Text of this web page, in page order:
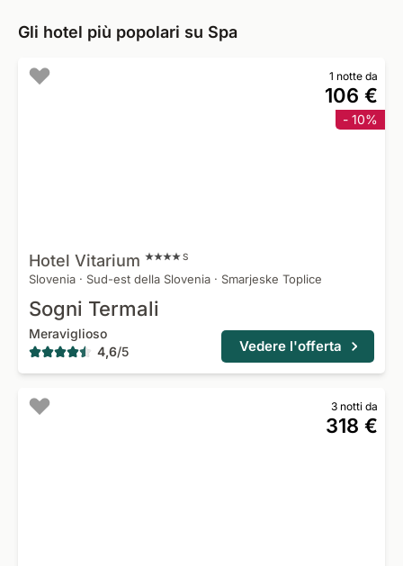
Gli hotel più popolari su Spa
1 notte da
106 €
- 10%
Hotel Vitarium S
Slovenia · Sud-est della Slovenia · Smarjeske Toplice
Sogni Termali
Meraviglioso
4,6/5 Vedere l'offerta
3 notti da
318 €